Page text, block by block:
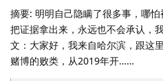
摘要: 明明自己隐瞒了很多事，哪
把证据拿出来，永远也不会承认，
文：大家好，我来自哈尔滨，跟这
赌博的败类，从2019年开……